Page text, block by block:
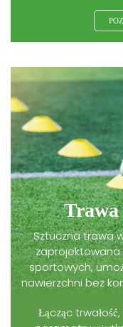
Sztuczna trawa
zaprojektowana
sportowych,
nawierzchni bez
Łącząc